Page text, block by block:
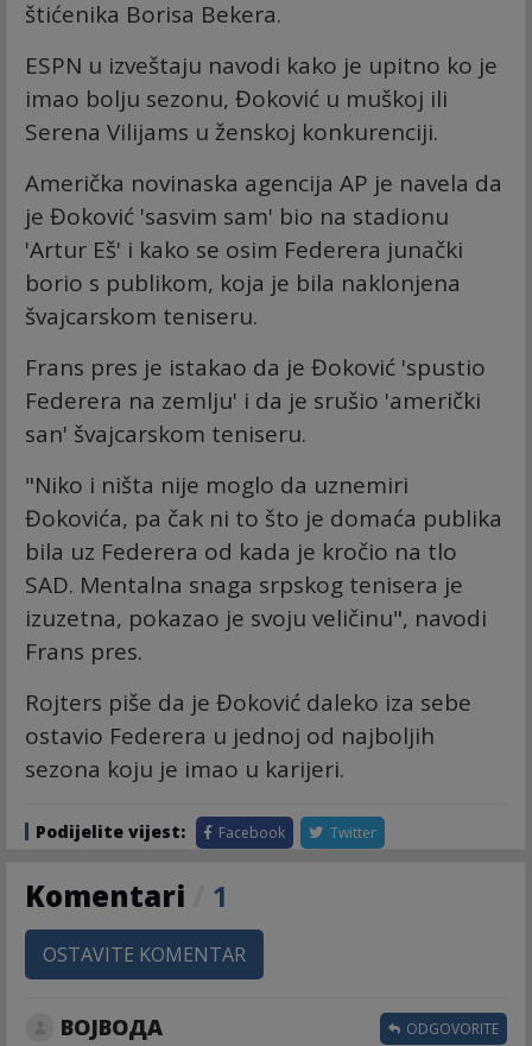
štićenika Borisa Bekera.
ESPN u izveštaju navodi kako je upitno ko je
imao bolju sezonu, Đoković u muškoj ili
Serena Vilijams u ženskoj konkurenciji.
Američka novinaska agencija AP je navela da
je Đoković 'sasvim sam' bio na stadionu
'Artur Eš' i kako se osim Federera junački
borio s publikom, koja je bila naklonjena
švajcarskom teniseru.
Frans pres je istakao da je Đoković 'spustio
Federera na zemlju' i da je srušio 'američki
san' švajcarskom teniseru.
"Niko i ništa nije moglo da uznemiri
Đokovića, pa čak ni to što je domaća publika
bila uz Federera od kada je kročio na tlo
SAD. Mentalna snaga srpskog tenisera je
izuzetna, pokazao je svoju veličinu", navodi
Frans pres.
Rojters piše da je Đoković daleko iza sebe
ostavio Federera u jednoj od najboljih
sezona koju je imao u karijeri.
Podijelite vijest: Facebook Twitter
Komentari 1
OSTAVITE KOMENTAR
ВОЈВОДА ODGOVORITE